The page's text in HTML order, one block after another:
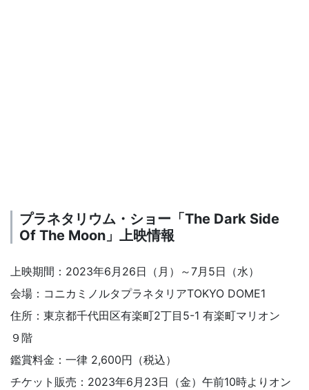
プラネタリウム・ショー「The Dark Side
Of The Moon」上映情報
上映期間：2023年6月26日（月）～7月5日（水）
会場：コニカミノルタプラネタリアTOKYO DOME1
住所：東京都千代田区有楽町2丁目5-1 有楽町マリオン
９階
鑑賞料金：一律 2,600円（税込）
チケット販売：2023年6月23日（金）午前10時よりオン